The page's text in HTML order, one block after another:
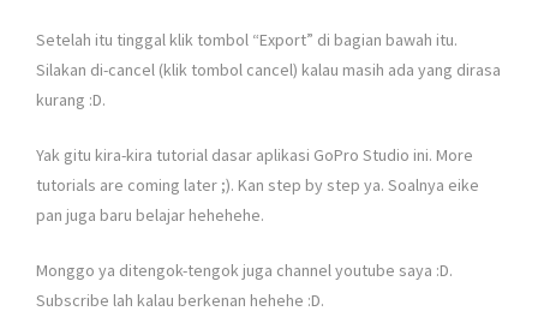
Setelah itu tinggal klik tombol “Export” di bagian bawah itu.
Silakan di-cancel (klik tombol cancel) kalau masih ada yang dirasa
kurang :D.
Yak gitu kira-kira tutorial dasar aplikasi GoPro Studio ini. More
tutorials are coming later ;). Kan step by step ya. Soalnya eike
pan juga baru belajar hehehehe.
Monggo ya ditengok-tengok juga channel youtube saya :D.
Subscribe lah kalau berkenan hehehe :D.